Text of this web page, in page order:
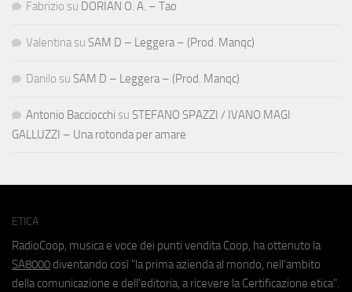
Fabrizio su DORIAN O. A. – Tao
Valentina su SAM D – Leggera – (Prod. Manqc)
Danilo su SAM D – Leggera – (Prod. Manqc)
Antonio Bacciocchi su STEFANO SPAZZI / IVANO MAGI
GALLUZZI – Una rotonda per amare
ETICA
RadioCoop, musica e voce dei punti vendita Coop, ha ottenuto la
SA8000 diventando così "la prima azienda al mondo, nell'ambito
della comunicazione e dell'editoria, a ricevere la Certificazione etica".